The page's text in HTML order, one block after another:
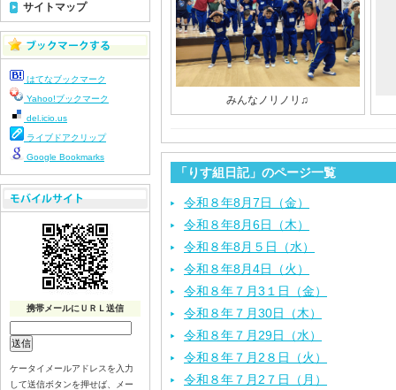
みんなノリノリ♫
「りす組日記」のページ一覧
令和８年8月7日（金）
令和８年8月6日（木）
令和８年8月５日（水）
令和８年8月4日（火）
令和８年７月3１日（金）
令和８年７月30日（木）
令和８年７月29日（水）
令和８年７月2８日（火）
令和８年７月2７日（月）
サイトマップ
はてなブックマーク
Yahoo!ブックマーク
del.icio.us
ライブドアクリップ
Google Bookmarks
携帯メールにＵＲＬ送信
ケータイメールアドレスを入力
して送信ボタンを押せば、メー